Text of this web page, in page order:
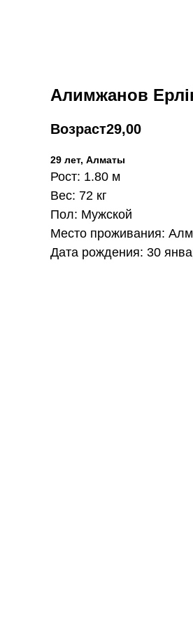
Алимжанов
Возраст29,00
29 лет, Алматы
Рост: 1.80 м
Вес: 72 кг
Пол: Мужской
Место проживания:
Дата рождения: 30